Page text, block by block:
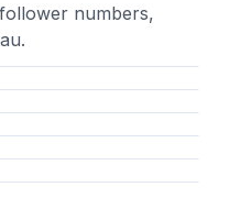
numbers,